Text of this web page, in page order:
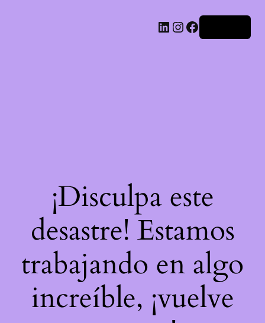
LinkedIn
Instagram
Facebook
¡Disculpa este
desastre! Estamos
trabajando en algo
increíble, ¡vuelve